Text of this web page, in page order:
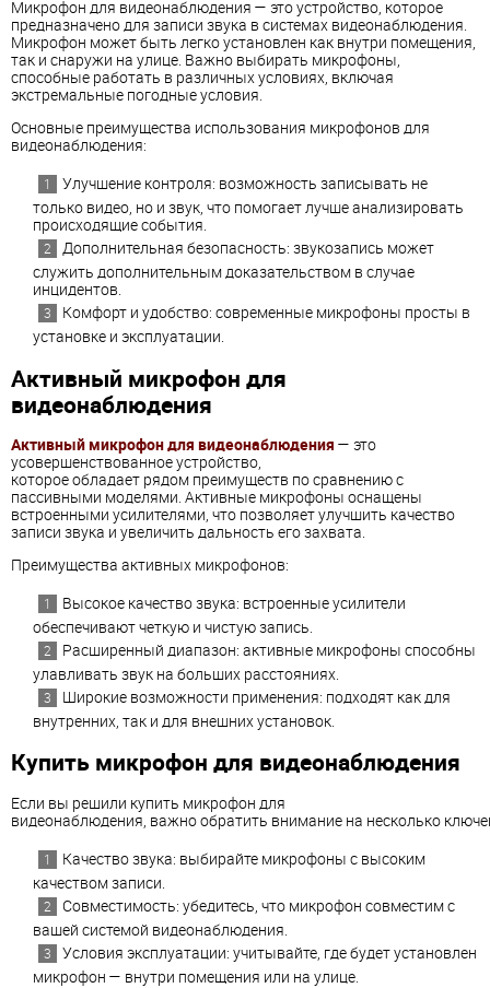
Микрофон для видеонаблюдения — это устройство, которое
предназначено для записи звука в системах видеонаблюдения.
Микрофон может быть легко установлен как внутри помещения,
так и снаружи на улице. Важно выбирать микрофоны,
способные работать в различных условиях, включая
экстремальные погодные условия.
Основные преимущества использования микрофонов для
видеонаблюдения:
Улучшение контроля: возможность записывать не
только видео, но и звук, что помогает лучше анализировать
происходящие события.
Дополнительная безопасность: звукозапись может
служить дополнительным доказательством в случае
инцидентов.
Комфорт и удобство: современные микрофоны просты в
установке и эксплуатации.
Активный микрофон для
видеонаблюдения
Активный микрофон для видеонаблюдения — это
усовершенствованное устройство,
которое обладает рядом преимуществ по сравнению с
пассивными моделями. Активные микрофоны оснащены
встроенными усилителями, что позволяет улучшить качество
записи звука и увеличить дальность его захвата.
Преимущества активных микрофонов:
Высокое качество звука: встроенные усилители
обеспечивают четкую и чистую запись.
Расширенный диапазон: активные микрофоны способны
улавливать звук на больших расстояниях.
Широкие возможности применения: подходят как для
внутренних, так и для внешних установок.
Купить микрофон для видеонаблюдения
Если вы решили купить микрофон для
видеонаблюдения, важно обратить внимание на несколько
Качество звука: выбирайте микрофоны с высоким
качеством записи.
Совместимость: убедитесь, что микрофон совместим с
вашей системой видеонаблюдения.
Условия эксплуатации: учитывайте, где будет установлен
микрофон — внутри помещения или на улице.